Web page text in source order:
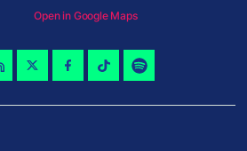
Open in Google Maps